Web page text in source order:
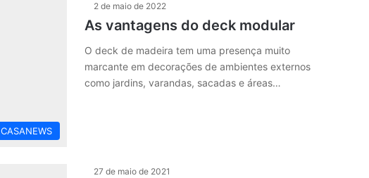
CASANEWS
2 de maio de 2022
As vantagens do deck modular
O deck de madeira tem uma presença muito
marcante em decorações de ambientes externos
como jardins, varandas, sacadas e áreas…
27 de maio de 2021